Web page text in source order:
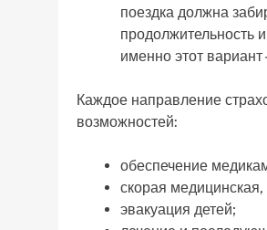
поездка должна
продолжительность
именно этот
Каждое направление
возможностей:
обеспечение
скорая
эвакуация детей;